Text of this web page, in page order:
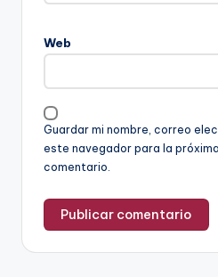
Web
Guardar mi nombre, correo
este navegador para la
comentario.